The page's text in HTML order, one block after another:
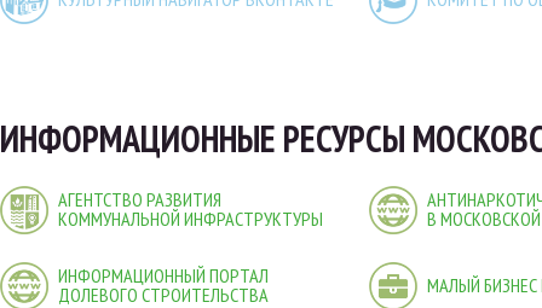
ИНФОРМАЦИОННЫЕ РЕСУРСЫ
АГЕНТСТВО РАЗВИТИЯ
КОММУНАЛЬНОЙ ИНФРАСТРУКТУРЫ
В
ИНФОРМАЦИОННЫЙ ПОРТАЛ
ДОЛЕВОГО СТРОИТЕЛЬСТВА
МАЛЫЙ